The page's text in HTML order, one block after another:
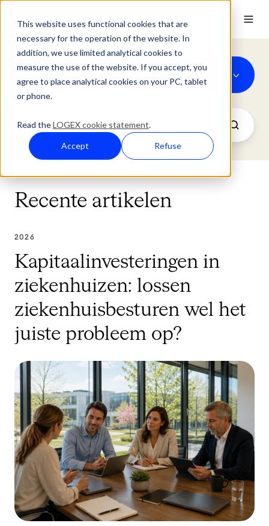
This website uses functional cookies that are
necessary for the operation of the website. In
addition, we use limited analytical cookies to
measure the use of the website. If you accept, you
agree to place analytical cookies on your PC, tablet
or phone.
Read theLOGEX cookie statement.
Accept Refuse
Recente artikelen
2026
Kapitaalinvesteringen in
ziekenhuizen: lossen
ziekenhuisbesturen wel het
juiste probleem op?